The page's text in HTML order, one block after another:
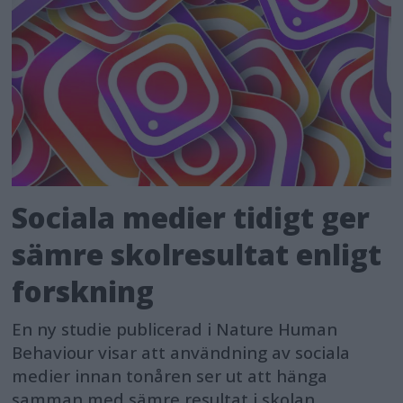
Sociala medier tidigt ger
sämre skolresultat enligt
forskning
En ny studie publicerad i Nature Human
Behaviour visar att användning av sociala
medier innan tonåren ser ut att hänga